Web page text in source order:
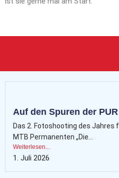
Auf den Spuren der
Das 2. Fotoshooting des Jahres
MTB Permanenten „Die...
Weiterlesen...
1. Juli 2026